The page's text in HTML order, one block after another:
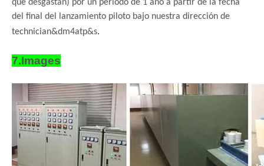
que desgastan) por un período de 1 año a partir de la fecha
del final del lanzamiento piloto bajo nuestra dirección de
technician&dm4atp&s.
7.Images